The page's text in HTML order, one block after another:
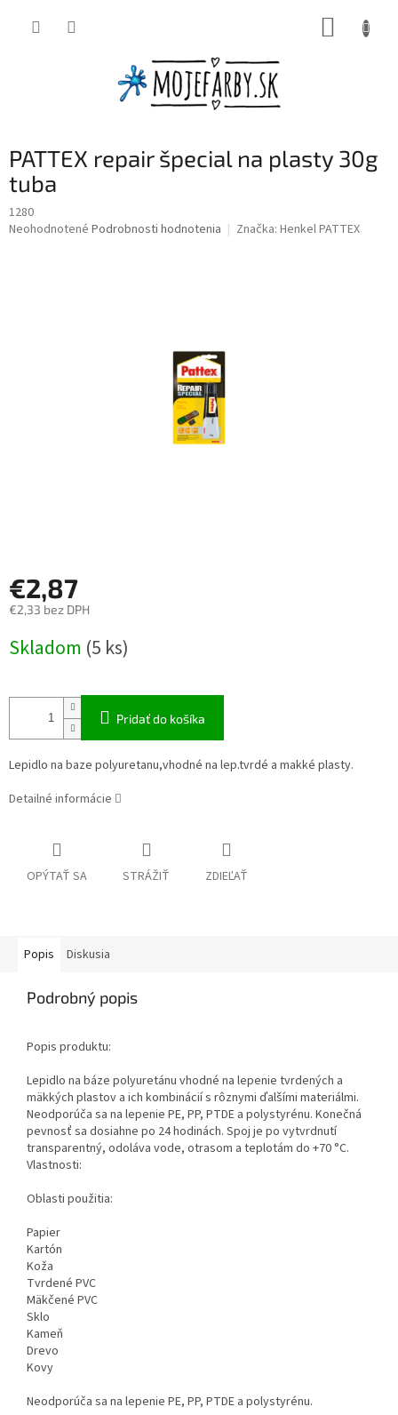
PATTEX repair špecial na plasty 30g
tuba
1280
Priemerné
Neohodnotené Podrobnosti hodnotenia Značka: Henkel PATTEX
€2,87
€2,33 bez DPH
cena:
Skladom (5 ks)
Pridať do košíka
Lepidlo na baze polyuretanu,vhodné na lep.tvrdé a makké plasty.
Detailné informácie
OPÝTAŤ SA STRÁŽIŤ ZDIEĽAŤ
Popis Diskusia
Podrobný popis
Popis produktu:
Lepidlo na báze polyuretánu vhodné na lepenie tvrdených a
mäkkých plastov a ich kombinácií s rôznymi ďalšími materiálmi.
Neodporúča sa na lepenie PE, PP, PTDE a polystyrénu. Konečná
pevnosť sa dosiahne po 24 hodinách. Spoj je po vytvrdnutí
transparentný, odoláva vode, otrasom a teplotám do +70 °C.
Vlastnosti:
Oblasti použitia:
Papier
Kartón
Koža
Tvrdené PVC
Mäkčené PVC
Sklo
Kameň
Drevo
Kovy
Neodporúča sa na lepenie PE, PP, PTDE a polystyrénu.